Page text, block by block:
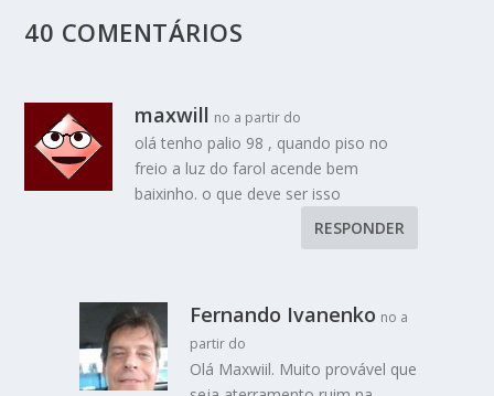
Códigos no painel da Spin: tabela com o significado
40 COMENTÁRIOS
maxwill no a partir do
olá tenho palio 98 , quando piso no
freio a luz do farol acende bem
baixinho. o que deve ser isso
RESPONDER
Fernando Ivanenko no a
partir do
Olá Maxwiil. Muito provável que